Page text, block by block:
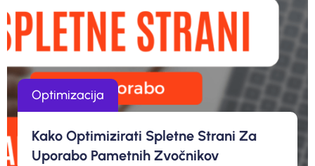
Optimizacija
Kako Optimizirati Spletne Strani Za
Uporabo Pametnih Zvočnikov